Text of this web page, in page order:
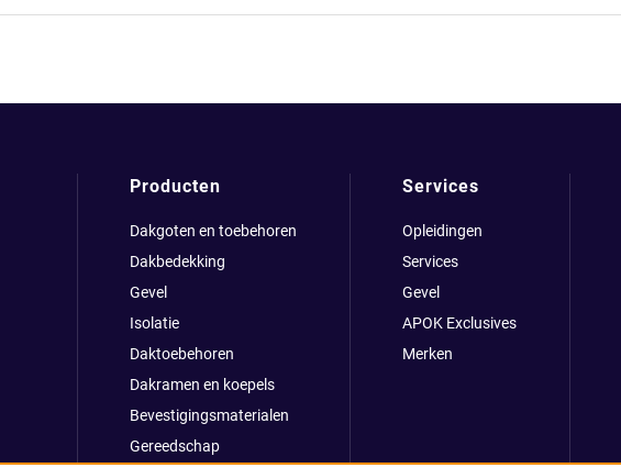
Producten
Dakgoten en toebehoren
Dakbedekking
Gevel
Isolatie
Daktoebehoren
Dakramen en koepels
Bevestigingsmaterialen
Gereedschap
Services
Opleidingen
Services
Gevel
APOK Exclusives
Merken